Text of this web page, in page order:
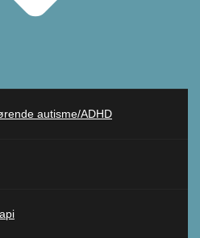
autisme/ADHD